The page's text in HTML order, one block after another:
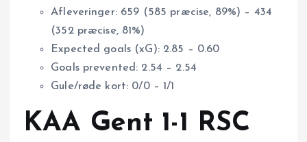
Afleveringer: 659 (585 præcise, 89%) – 434
(352 præcise, 81%)
Expected goals (xG): 2.85 – 0.60
Goals prevented: 2.54 – 2.54
Gule/røde kort: 0/0 – 1/1
KAA Gent 1-1 RSC